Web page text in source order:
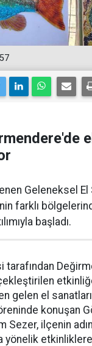
Geleneksel El
farklı
başladı.
tarafından
gelen el sanatları
konuşan
Sezer, ilçenin
yönelik